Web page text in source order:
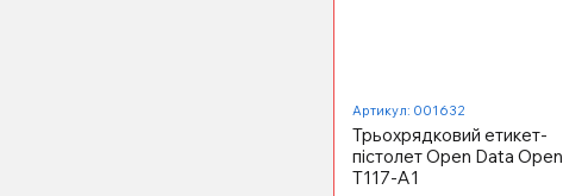
Артикул: 001632
Трьохрядковий етикет-
пістолет Open Data Open
Т117-А1